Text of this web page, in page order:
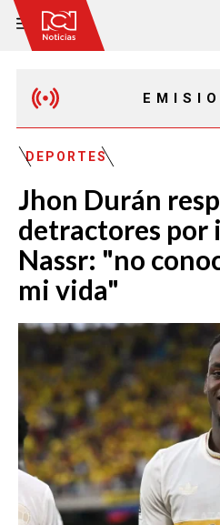
EMISIÓN
EMISIÓN
DEPORTES
Jhon Durán
detractores por
Nassr: "no
mi vida"